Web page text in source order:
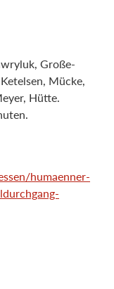
Große-
Mücke,
Hütte.
humaenner-